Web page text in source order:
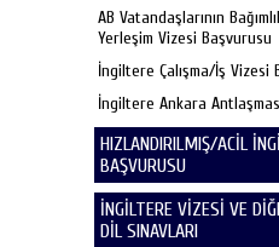
AB Vatandaşlarının
Yerleşim Vizesi Başvurusu
İngiltere Çalışma/İş Vizesi
İngiltere Ankara
HIZLANDIRILMIŞ/ACİL
BAŞVURUSU
İNGİLTERE VİZESİ VE
DİL SINAVLARI